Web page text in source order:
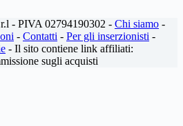
- PIVA 02794190302 - Chi siamo -
- Contatti - Per gli inserzionisti -
- Il sito contiene link affiliati:
sugli acquisti